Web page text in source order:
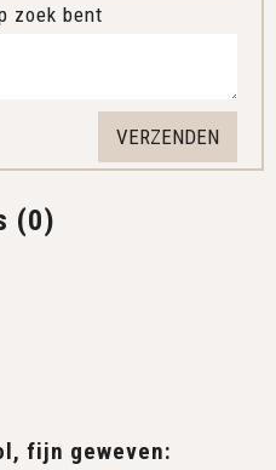
(0)
fijn geweven:
zoek bent